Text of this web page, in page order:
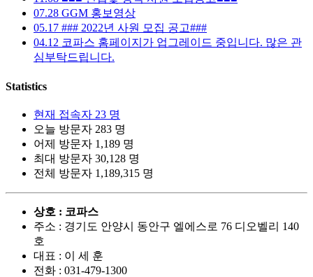
07.28 GGM 홍보영상
05.17 ### 2022년 사원 모집 공고###
04.12 코파스 홈페이지가 업그레이드 중입니다. 많은 관
심부탁드립니다.
Statistics
현재 접속자 23 명
오늘 방문자 283 명
어제 방문자 1,189 명
최대 방문자 30,128 명
전체 방문자 1,189,315 명
상호 : 코파스
주소 : 경기도 안양시 동안구 엘에스로 76 디오벨리 140
호
대표 : 이 세 훈
전화 : 031-479-1300